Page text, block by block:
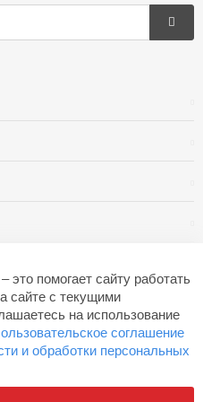
помогает сайту работать
сайте с текущими
на использование
соглашение
и обработки персональных